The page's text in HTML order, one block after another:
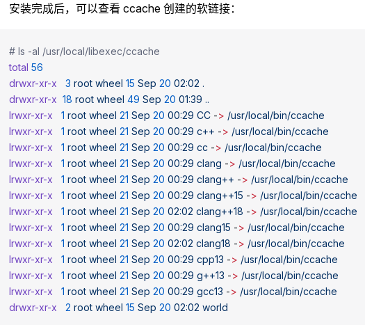
安装完成后，可以查看 ccache 创建的软链接：
# ls -al /usr/local/libexec/ccache
total 56
drwxr-xr-x
   3
root wheel 15 Sep 20 02:02 .
drwxr-xr-x
  18
root wheel 49 Sep 20 01:39 ..
lrwxr-xr-x
   1
root wheel 21 Sep 20 00:29 CC -> /usr/local/bin/ccache
lrwxr-xr-x
   1
root wheel 21 Sep 20 00:29 c++ -> /usr/local/bin/ccache
lrwxr-xr-x
   1
root wheel 21 Sep 20 00:29 cc -> /usr/local/bin/ccache
lrwxr-xr-x
   1
root wheel 21 Sep 20 00:29 clang -> /usr/local/bin/ccache
lrwxr-xr-x
   1
root wheel 21 Sep 20 00:29 clang++ -> /usr/local/bin/ccache
lrwxr-xr-x
   1
root wheel 21 Sep 20 00:29 clang++15 -> /usr/local/bin/ccache
lrwxr-xr-x
   1
root wheel 21 Sep 20 02:02 clang++18 -> /usr/local/bin/ccache
lrwxr-xr-x
   1
root wheel 21 Sep 20 00:29 clang15 -> /usr/local/bin/ccache
lrwxr-xr-x
   1
root wheel 21 Sep 20 02:02 clang18 -> /usr/local/bin/ccache
lrwxr-xr-x
   1
root wheel 21 Sep 20 00:29 cpp13 -> /usr/local/bin/ccache
lrwxr-xr-x
   1
root wheel 21 Sep 20 00:29 g++13 -> /usr/local/bin/ccache
lrwxr-xr-x
   1
root wheel 21 Sep 20 00:29 gcc13 -> /usr/local/bin/ccache
drwxr-xr-x
   2
root wheel 15 Sep 20 02:02 world